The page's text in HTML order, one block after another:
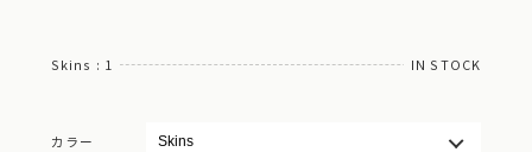
Skins : 1 IN STOCK
カラー